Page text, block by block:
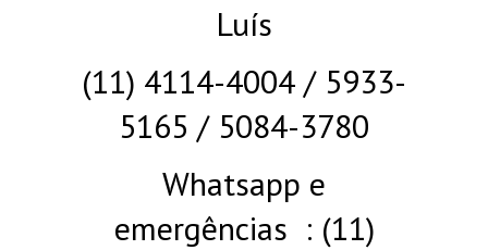
Luís
(11) 4114-4004 / 5933-
5165 / 5084-3780
Whatsapp e
emergências : (11)